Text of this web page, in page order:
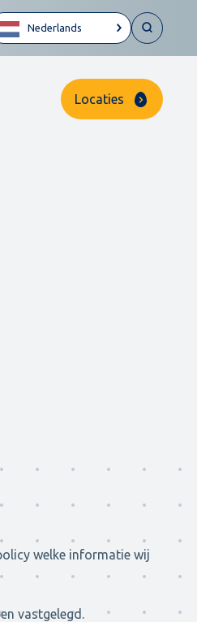
Nederlands
Locaties
welke informatie wij
vastgelegd.